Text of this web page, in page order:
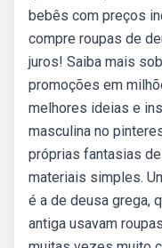
bebês com preços
compre roupas de
juros! Saiba mais
promoções em
melhores ideias e
masculina no
próprias fantasias
materiais simples.
é a de deusa grega,
antiga usavam